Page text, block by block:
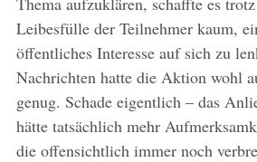
Leibesfülle der Teilnehmer kaum,
öffentliches Interesse auf sich zu
Nachrichten hatte die Aktion wohl
genug. Schade eigentlich – das
hätte tatsächlich mehr
die offensichtlich immer noch